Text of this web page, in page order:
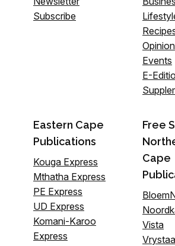
Subscribe
Opinion
Events
E-
Eastern Cape
Publications
Kouga Express
Mthatha Express
PE Express
UD Express
Komani-Karoo
Express
Free
Cape
Vista